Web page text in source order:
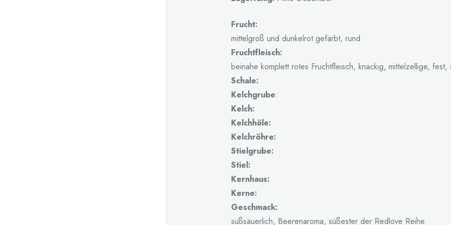
Frucht:
mittelgroß und dunkelrot gefärbt, rund
Fruchtfleisch:
beinahe komplett rotes Fruchtfleisch, knackig, mittelzellige, fest,
Schale:
Kelchgrube:
Kelch:
Kelchhöle:
Kelchröhre:
Stielgrube:
Stiel:
Kernhaus:
Kerne:
Geschmack:
süßsäuerlich, Beerenaroma, süßester der Redlove Reihe